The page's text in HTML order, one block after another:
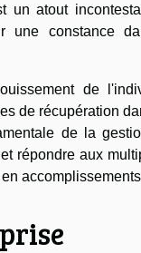
un atout
constance
de
de récupération
de la
répondre aux